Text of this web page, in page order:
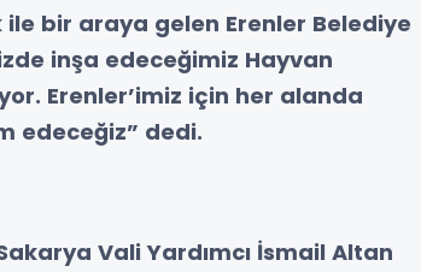
ile bir araya gelen Erenler Belediye
inşa edeceğimiz Hayvan
Erenler’imiz için her alanda
edeceğiz” dedi.
Vali Yardımcı İsmail Altan